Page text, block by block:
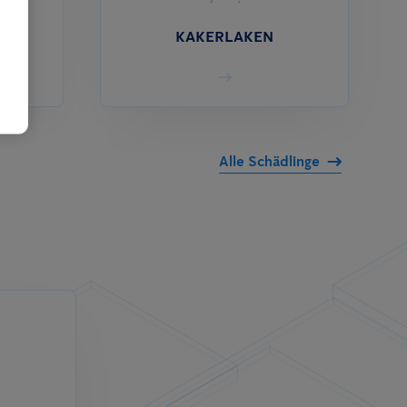
KAKERLAKEN
Alle Schädlinge